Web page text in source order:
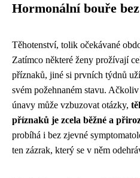
Hormonální bouře
Těhotenství, tolik očekávané
Zatímco některé ženy prožívají
příznaků, jiné si prvních týdnů
svém požehnaném stavu.
únavy může vzbuzovat otázky,
příznaků je zcela běžné a
probíhá i bez zjevné
ten zázrak, který se v něm